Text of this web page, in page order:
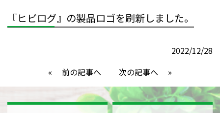
『ヒビログ』の製品ロゴを刷新しました。
2022/12/28
«
前の記事へ 次の記事へ »